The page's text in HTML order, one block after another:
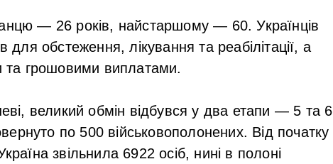
— 26 років, найстаршому — 60. Українців
обстеження, лікування та реабілітації, а
та грошовими виплатами.
великий обмін відбувся у два етапи — 5 та 6
по 500 військовополонених. Від початку
звільнила 6922 осіб, нині в полоні